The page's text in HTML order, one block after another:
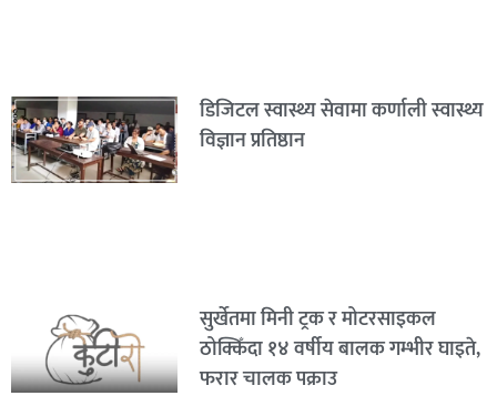
डिजिटल स्वास्थ्य सेवामा कर्णाली स्वास्थ्य
विज्ञान प्रतिष्ठान
सुर्खेतमा मिनी ट्रक र मोटरसाइकल
ठोक्किँदा १४ वर्षीय बालक गम्भीर घाइते,
फरार चालक पक्राउ